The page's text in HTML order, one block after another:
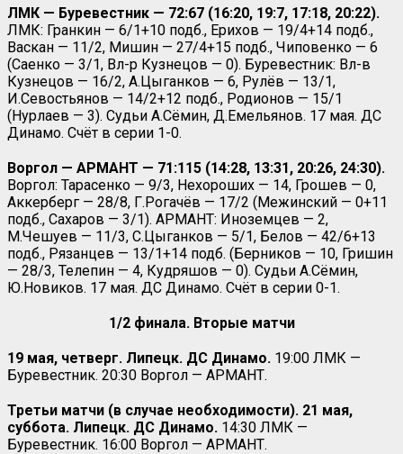
ЛМК — Буревестник — 72:67 (16:20, 19:7, 17:18, 20:22).
ЛМК: Гранкин — 6/1+10 подб., Ерихов — 19/4+14 подб.,
Васкан — 11/2, Мишин — 27/4+15 подб., Чиповенко — 6
(Саенко — 3/1, Вл-р Кузнецов — 0). Буревестник: Вл-в
Кузнецов — 16/2, А.Цыганков — 6, Рулёв — 13/1,
И.Севостьянов — 14/2+12 подб., Родионов — 15/1
(Нурлаев — 3). Судьи А.Сёмин, Д.Емельянов. 17 мая. ДС
Динамо. Счёт в серии 1-0.
Воргол — АРМАНТ — 71:115 (14:28, 13:31, 20:26, 24:30).
Воргол: Тарасенко — 9/3, Нехороших — 14, Грошев — 0,
Аккерберг — 28/8, Г.Рогачёв — 17/2 (Межинский — 0+11
подб., Сахаров — 3/1). АРМАНТ: Иноземцев — 2,
М.Чешуев — 11/3, С.Цыганков — 5/1, Белов — 42/6+13
подб., Рязанцев — 13/1+14 подб. (Берников — 10, Гришин
— 28/3, Телепин — 4, Кудряшов — 0). Судьи А.Сёмин,
Ю.Новиков. 17 мая. ДС Динамо. Счёт в серии 0-1.
1/2 финала. Вторые матчи
19 мая, четверг. Липецк. ДС Динамо. 19:00 ЛМК —
Буревестник. 20:30 Воргол — АРМАНТ.
Третьи матчи (в случае необходимости). 21 мая,
суббота. Липецк. ДС Динамо. 14:30 ЛМК —
Буревестник. 16:00 Воргол — АРМАНТ.